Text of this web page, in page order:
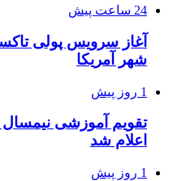
24 ساعت پیش
آغاز سرویس پولی
شهر آمریکا
1 روز پیش
تقویم آموزشی
اعلام شد
1 روز پیش